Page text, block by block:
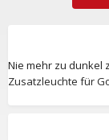
Nie mehr zu dunkel
Zusatzleuchte für